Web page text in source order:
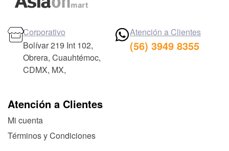
Atención a Clientes
Mi cuenta
Términos y Condiciones
Corporativo
Bolívar 219 Int 102,
Obrera, Cuauhtémoc,
CDMX, MX,
Atención a Clientes
(56) 3949 8355